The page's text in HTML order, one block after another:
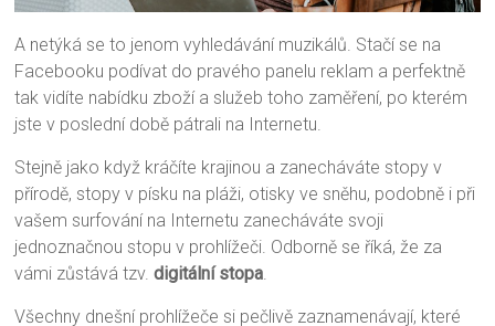
A netýká se to jenom vyhledávání muzikálů. Stačí se na
Facebooku podívat do pravého panelu reklam a perfektně
tak vidíte nabídku zboží a služeb toho zaměření, po kterém
jste v poslední době pátrali na Internetu.
Stejně jako když kráčíte krajinou a zanecháváte stopy v
přírodě, stopy v písku na pláži, otisky ve sněhu, podobně i při
vašem surfování na Internetu zanecháváte svoji
jednoznačnou stopu v prohlížeči. Odborně se říká, že za
vámi zůstává tzv.digitální stopa.
Všechny dnešní prohlížeče si pečlivě zaznamenávají, které